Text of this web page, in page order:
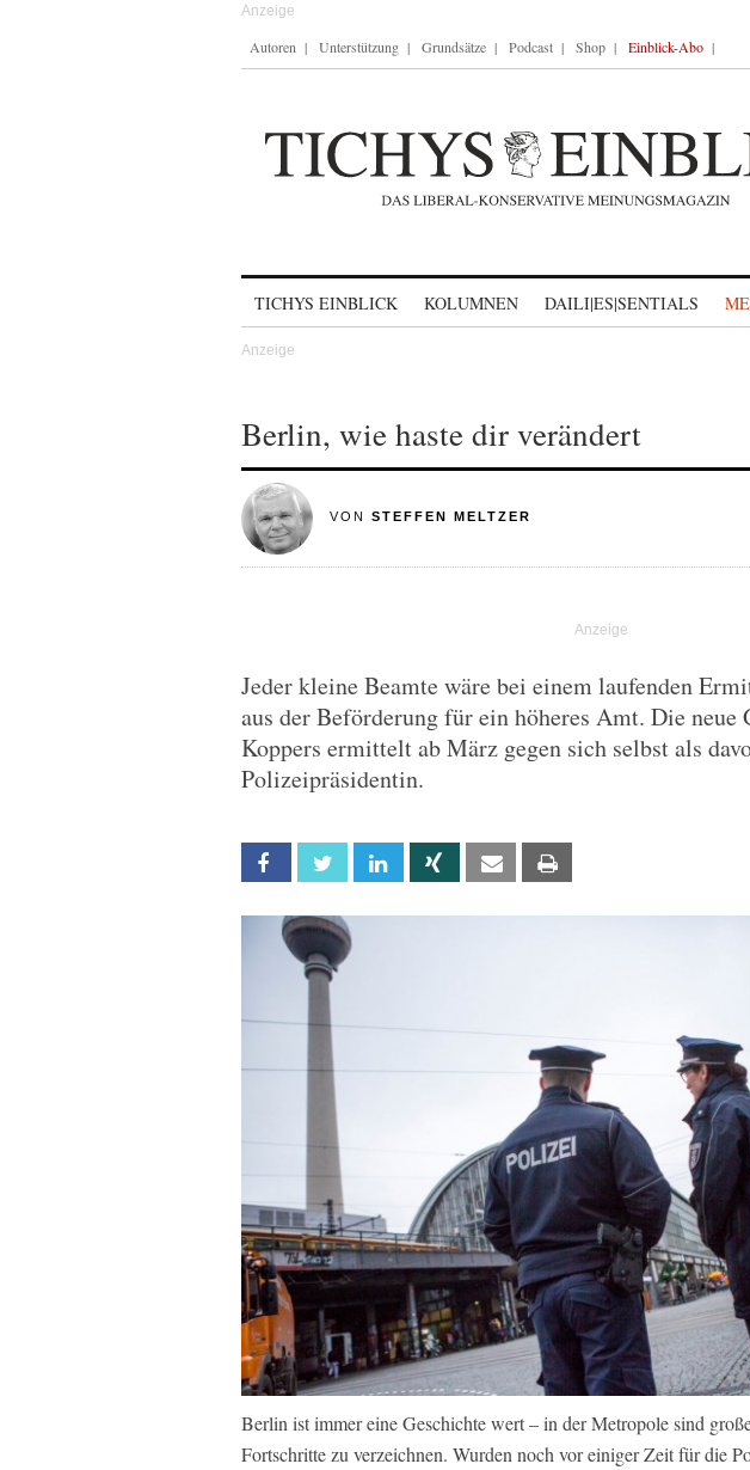
Autoren Unterstützung Grundsätze Podcast Shop Einblick-Abo
TICHYS EINBLICK KOLUMNEN DAILI|ES|SENTIALS
Berlin, wie haste dir verändert
VON STEFFEN MELTZER
Jeder kleine Beamte wäre bei einem laufenden
aus der Beförderung für ein höheres Amt. Die neue
Koppers ermittelt ab März gegen sich selbst als
Polizeipräsidentin.
Facebook Twitter Linkedin Xing Email
Berlin ist immer eine Geschichte wert – in der Metropole sind
Fortschritte zu verzeichnen. Wurden noch vor einiger Zeit für die